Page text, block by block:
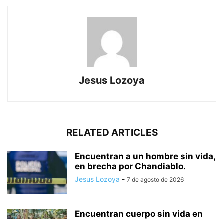
Jesus Lozoya
RELATED ARTICLES
Encuentran a un hombre sin vida,
en brecha por Chandiablo.
Jesus Lozoya - 7 de agosto de 2026
Encuentran cuerpo sin vida en